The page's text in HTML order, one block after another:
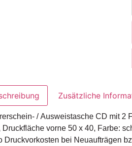
Zusätzliche
/ Ausweistasche CD mit 2
Druckfläche vorne 50 x 40, Farbe:
Druckvorkosten bei Neuaufträgen